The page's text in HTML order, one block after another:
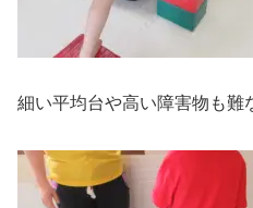
細い平均台や高い障害物も難